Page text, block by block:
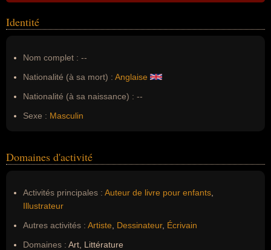
Identité
Nom complet : --
Nationalité (à sa mort) : Anglaise
Nationalité (à sa naissance) : --
Sexe : Masculin
Domaines d'activité
Activités principales : Auteur de livre pour enfants
Illustrateur
Autres activités : Artiste Dessinateur, Écrivain
Domaines : Art, Littérature